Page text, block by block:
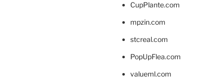
CupPlante.com
mpzin.com
stcreal.com
PopUpFlea.com
valueml.com